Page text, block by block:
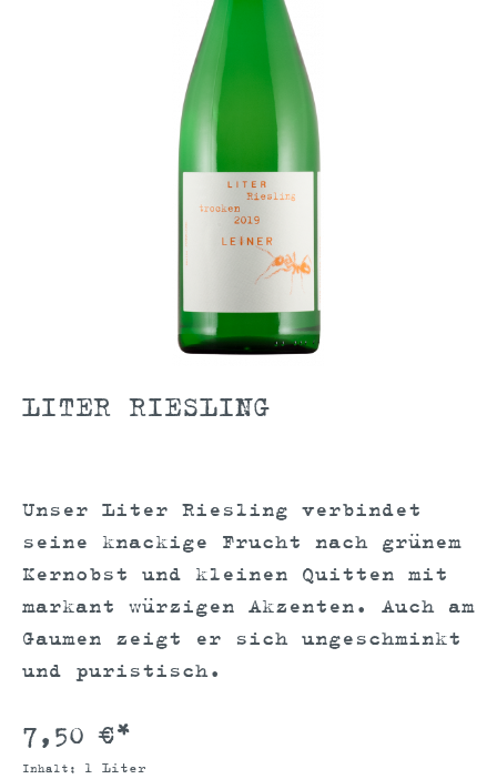
LITER RIESLING
Unser Liter Riesling verbindet
seine knackige Frucht nach grünem
Kernobst und kleinen Quitten mit
markant würzigen Akzenten. Auch am
Gaumen zeigt er sich ungeschminkt
und puristisch.
7,50 €*
Inhalt: 1 Liter